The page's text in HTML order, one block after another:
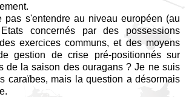
pas s'entendre au niveau européen (au
concernés par des possessions
exercices communs, et des moyens
gestion de crise pré-positionnés sur
de la saison des ouragans ? Je ne suis
caraïbes, mais la question a désormais